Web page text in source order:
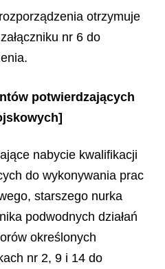
otrzymuje
nr 6 do
potwierdzających
nabycie kwalifikacji
do wykonywania prac
starszego nurka
podwodnych działań
określonych
nr 2, 9 i 14 do